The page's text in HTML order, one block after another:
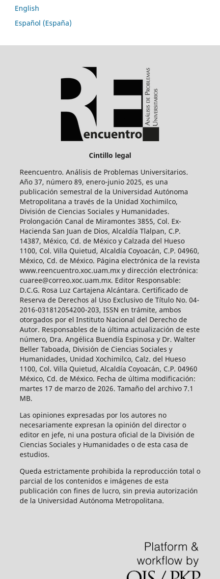
English
Español (España)
Cintillo legal
Reencuentro. Análisis de Problemas Universitarios.
Año 37, número 89, enero-junio 2025, es una
publicación semestral de la Universidad Autónoma
Metropolitana a través de la Unidad Xochimilco,
División de Ciencias Sociales y Humanidades.
Prolongación Canal de Miramontes 3855, Col. Ex-
Hacienda San Juan de Dios, Alcaldía Tlalpan, C.P.
14387, México, Cd. de México y Calzada del Hueso
1100, Col. Villa Quietud, Alcaldía Coyoacán, C.P. 04960,
México, Cd. de México. Página electrónica de la revista
www.reencuentro.xoc.uam.mx y dirección electrónica:
cuaree@correo.xoc.uam.mx. Editor Responsable:
D.C.G. Rosa Luz Cartajena Alcántara. Certificado de
Reserva de Derechos al Uso Exclusivo de Título No. 04-
2016-031812054200-203, ISSN en trámite, ambos
otorgados por el Instituto Nacional del Derecho de
Autor. Responsables de la última actualización de este
número, Dra. Angélica Buendía Espinosa y Dr. Walter
Beller Taboada, División de Ciencias Sociales y
Humanidades, Unidad Xochimilco, Calz. del Hueso
1100, Col. Villa Quietud, Alcaldía Coyoacán, C.P. 04960
México, Cd. de México. Fecha de última modificación:
martes 17 de marzo de 2026. Tamaño del archivo 7.1
MB.
Las opiniones expresadas por los autores no
necesariamente expresan la opinión del director o
editor en jefe, ni una postura oficial de la División de
Ciencias Sociales y Humanidades o de esta casa de
estudios.
Queda estrictamente prohibida la reproducción total o
parcial de los contenidos e imágenes de esta
publicación con fines de lucro, sin previa autorización
de la Universidad Autónoma Metropolitana.